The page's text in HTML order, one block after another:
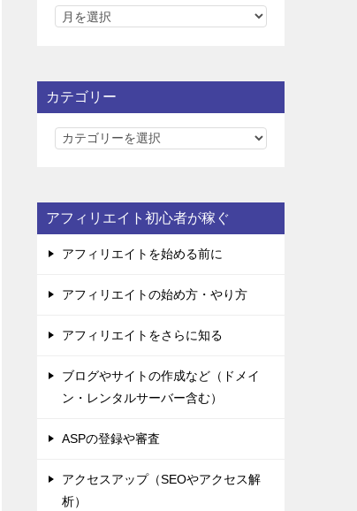
カテゴリー
カ
リ
ー
アフィリエイト初心者が稼ぐ
アフィリエイトを始める前に
アフィリエイトの始め方・やり方
アフィリエイトをさらに知る
ブログやサイトの作成など（ドメイ
ン・レンタルサーバー含む）
ASPの登録や審査
アクセスアップ（SEOやアクセス解
析）